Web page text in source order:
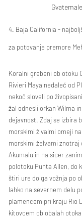
4. Baja California -
za potovanje premore
Koralni grebeni ob otoku
Rivieri Maya nedaleč od
nekoč sloveli po
žal odnesli orkan Wilma
dejavnost. Zdaj se izbira
morskimi živalmi omeji
morskimi želvami znotraj
Akumalu in na sicer
polotoku Punta Allen, do
štiri ure dolga vožnja po
lahko na severnem delu
plamencem pri kraju Rio
kitovcem ob obalah